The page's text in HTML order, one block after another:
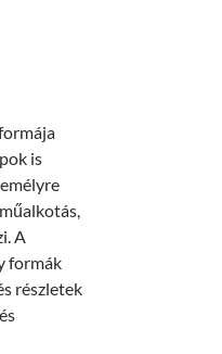
is
A
formák
részletek